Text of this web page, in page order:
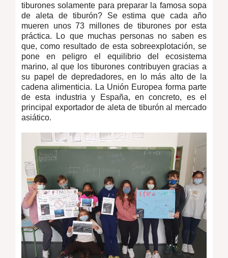
tiburones solamente para preparar la famosa sopa
de aleta de tiburón? Se estima que cada año
mueren unos 73 millones de tiburones por esta
práctica. Lo que muchas personas no saben es
que, como resultado de esta sobreexplotación, se
pone en peligro el equilibrio del ecosistema
marino, al que los tiburones contribuyen gracias a
su papel de depredadores, en lo más alto de la
cadena alimenticia. La Unión Europea forma parte
de esta industria y España, en concreto, es el
principal exportador de aleta de tiburón al mercado
asiático.